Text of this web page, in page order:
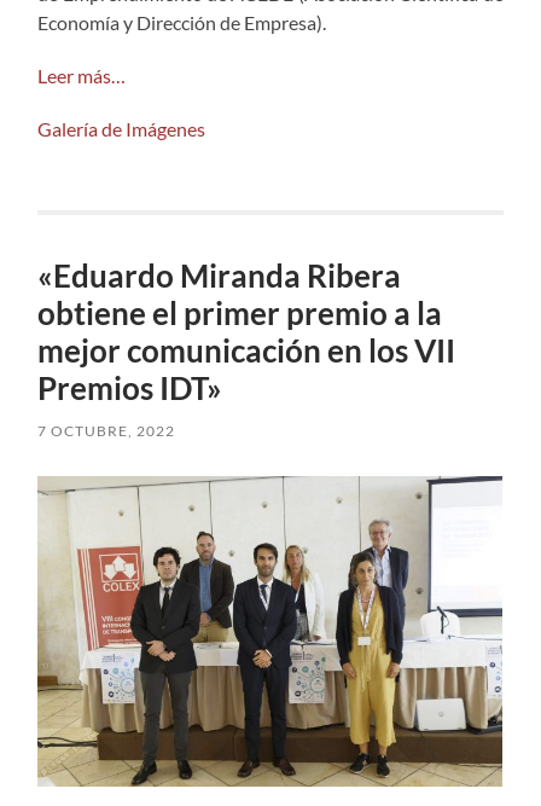
Economía y Dirección de Empresa).
Leer más…
Galería de Imágenes
«Eduardo Miranda Ribera
obtiene el primer premio a la
mejor comunicación en los VII
Premios IDT»
7 OCTUBRE, 2022